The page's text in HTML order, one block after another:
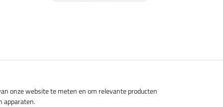
onze website te meten en om relevante producten
apparaten.